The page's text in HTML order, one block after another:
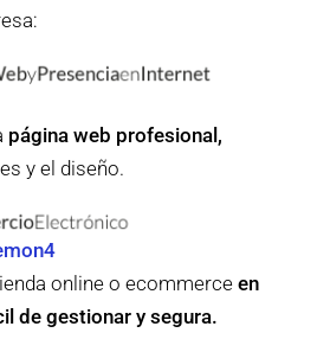
página web profesional,
y el diseño.
online o ecommerce en
de gestionar y segura.